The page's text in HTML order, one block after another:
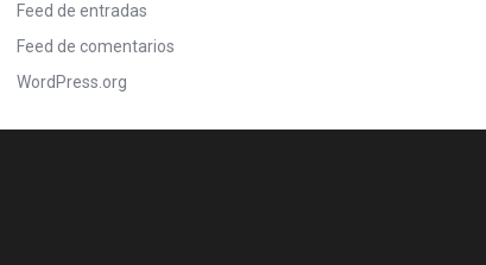
Feed de entradas
Feed de comentarios
WordPress.org